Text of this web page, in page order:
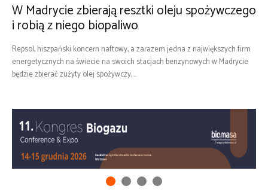
W Madrycie zbierają resztki oleju spożywczego
i robią z niego biopaliwo
Repsol, hiszpański koncern naftowy, a zarazem jedna z największych firm
energetycznych na świecie na swoich stacjach benzynowych w Madrycie
będzie zbierać zużyty olej spożywczy,...